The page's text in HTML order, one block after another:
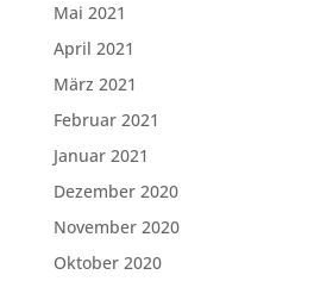
Mai 2021
April 2021
März 2021
Februar 2021
Januar 2021
Dezember 2020
November 2020
Oktober 2020